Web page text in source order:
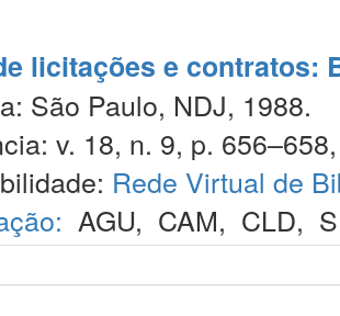
licitações e contratos:
São Paulo, NDJ, 1988.
v. 18, n. 9, p.
Rede Virtual de
AGU, CAM, CLD,